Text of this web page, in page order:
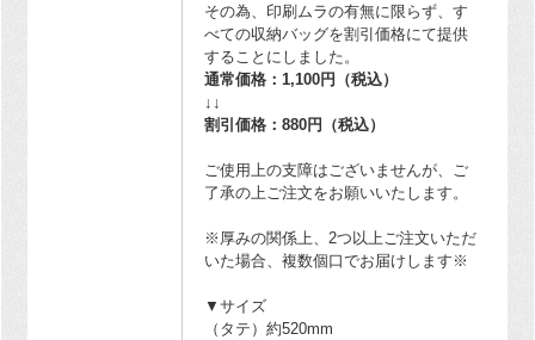
その為、印刷ムラの有無に限らず、す
べての収納バッグを割引価格にて提供
することにしました。
通常価格：1,100円（税込）
↓↓
割引価格：880円（税込）
ご使用上の支障はございませんが、ご
了承の上ご注文をお願いいたします。
※厚みの関係上、2つ以上ご注文いただ
いた場合、複数個口でお届けします※
▼サイズ
（タテ）約520mm